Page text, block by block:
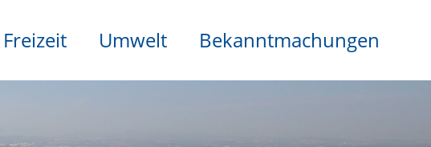
Freizeit Umwelt Bekanntmachungen